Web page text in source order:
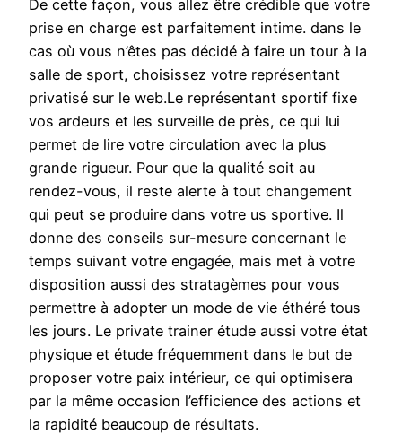
De cette façon, vous allez être crédible que votre
prise en charge est parfaitement intime. dans le
cas où vous n’êtes pas décidé à faire un tour à la
salle de sport, choisissez votre représentant
privatisé sur le web.Le représentant sportif fixe
vos ardeurs et les surveille de près, ce qui lui
permet de lire votre circulation avec la plus
grande rigueur. Pour que la qualité soit au
rendez-vous, il reste alerte à tout changement
qui peut se produire dans votre us sportive. Il
donne des conseils sur-mesure concernant le
temps suivant votre engagée, mais met à votre
disposition aussi des stratagèmes pour vous
permettre à adopter un mode de vie éthéré tous
les jours. Le private trainer étude aussi votre état
physique et étude fréquemment dans le but de
proposer votre paix intérieur, ce qui optimisera
par la même occasion l’efficience des actions et
la rapidité beaucoup de résultats.